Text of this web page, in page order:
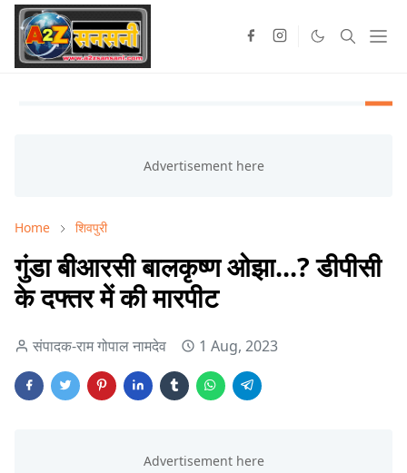
Home शिवपुरी
गुंडा बीआरसी बालकृष्ण ओझा...? डीपीसी
के दफ्तर में की मारपीट
संपादक-राम गोपाल नामदेव 1 Aug, 2023